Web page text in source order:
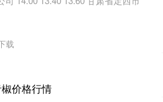
载
价格行情